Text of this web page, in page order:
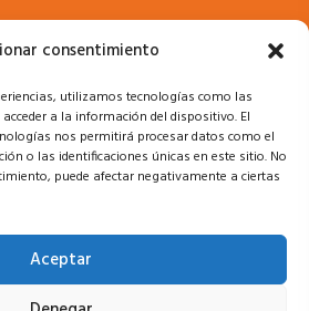
consentimiento
utilizamos tecnologías como las
a la información del dispositivo. El
nos permitirá procesar datos como el
o las identificaciones únicas en este sitio. No
puede afectar negativamente a ciertas
Aceptar